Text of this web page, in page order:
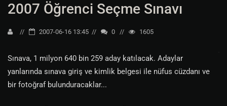
2007 Öğrenci Seçme Sınavı
2007-06-16 13:45 0 1605
Sınava, 1 milyon 640 bin 259 aday katılacak. Adaylar
yanlarında sınava giriş ve kimlik belgesi ile nüfus cüzdanı ve
bir fotoğraf bulunduracaklar...